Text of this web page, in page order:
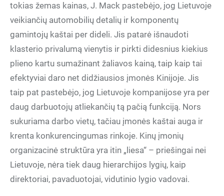
tokias žemas kainas, J. Mack pastebėjo, jog Lietuvoje
veikiančių automobilių detalių ir komponentų
gamintojų kaštai per dideli. Jis patarė išnaudoti
klasterio privalumą vienytis ir pirkti didesnius kiekius
plieno kartu sumažinant žaliavos kainą, taip kaip tai
efektyviai daro net didžiausios įmonės Kinijoje. Jis
taip pat pastebėjo, jog Lietuvoje kompanijose yra per
daug darbuotojų atliekančių tą pačią funkciją. Nors
sukuriama darbo vietų, tačiau įmonės kaštai auga ir
krenta konkurencingumas rinkoje. Kinų įmonių
organizacinė struktūra yra itin „liesa“ – priešingai nei
Lietuvoje, nėra tiek daug hierarchijos lygių, kaip
direktoriai, pavaduotojai, vidutinio lygio vadovai.